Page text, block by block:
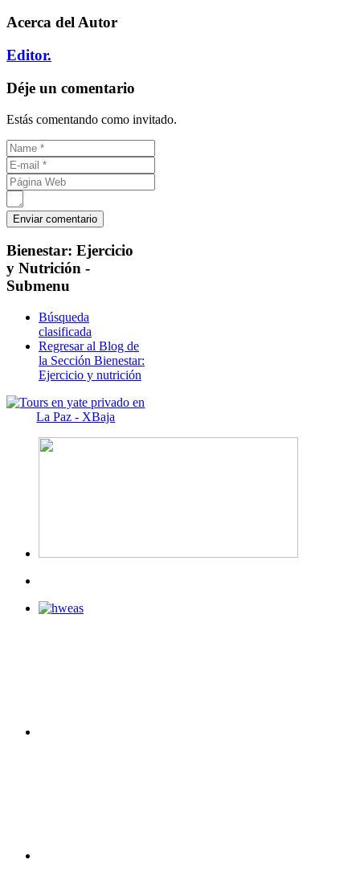
Acerca del Autor
Editor.
Déje un comentario
Estás comentando como invitado.
Bienestar: Ejercicio
y Nutrición -
Submenu
Búsqueda
clasificada
Regresar al Blog de
la Sección Bienestar:
Ejercicio y nutrición